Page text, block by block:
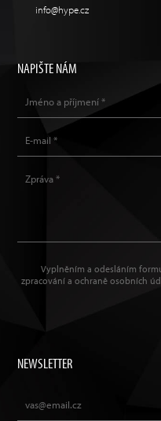
info@hype.cz
NEWSLETTER
NAPIŠTE NÁM
Vyplněním a odesláním
zpracování a ochraně osobních